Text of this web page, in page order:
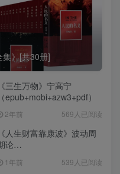
集》[共30册]
《三生万物》宁高宁
（epub+mobi+azw3+pdf）
2年前 569人已阅读
《人生财富靠康波》波动周
论
1年前 539人已阅读